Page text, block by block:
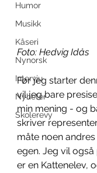
Humor
Musikk
Kåseri
Nynorsk
Intervju
Nyheter
Skolerevy
Foto: Hedvig Idås
Før jeg starter
vil jeg bare
min mening - og
skriver
måte noen
egen. Jeg vil
er en Kattenelev,